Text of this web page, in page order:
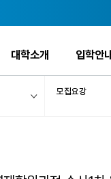
대학소개 입학안
모집요강